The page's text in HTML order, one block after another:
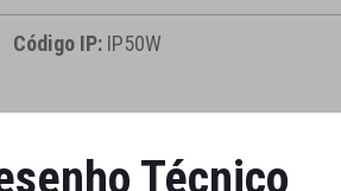
Código IP: IP50W
Técnico